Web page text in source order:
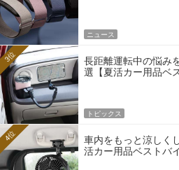
ニュース
長距離運転中の悩み
選【夏活カー用品ベ
3位
トピックス
車内をもっと涼しく
活カー用品ベストバイ
4位